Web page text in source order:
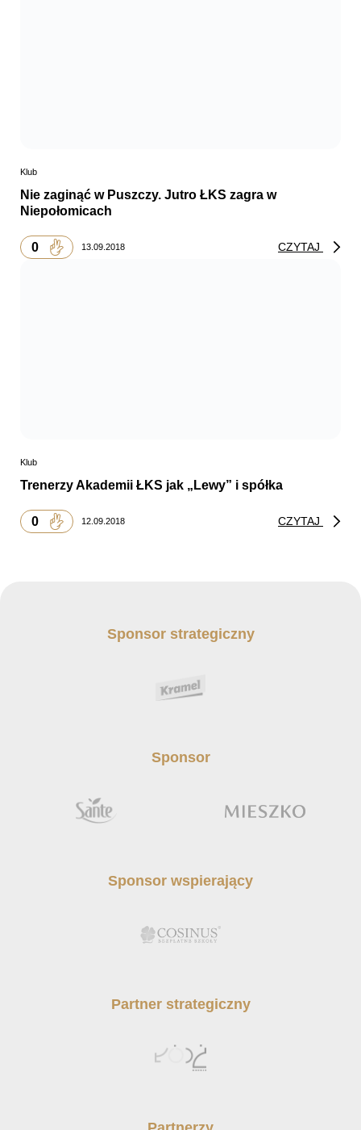
Klub
Nie zaginąć w Puszczy. Jutro ŁKS zagra w
Niepołomicach
0 13.09.2018 CZYTAJ
Klub
Trenerzy Akademii ŁKS jak „Lewy” i spółka
0 12.09.2018 CZYTAJ
Sponsor strategiczny
Sponsor
Sponsor wspierający
Partner strategiczny